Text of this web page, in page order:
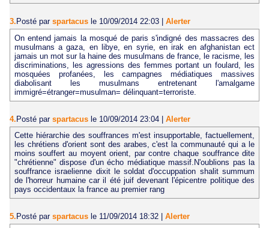
3. Posté par spartacus le 10/09/2014 22:03
Alerter
On entend jamais la mosqué de paris s'indigné des massacres des
musulmans a gaza, en libye, en syrie, en irak en afghanistan ect
jamais un mot sur la haine des musulmans de france, le racisme, les
discriminations, les agressions des femmes portant un foulard, les
mosquées profanées, les campagnes médiatiques massives
diabolisant les musulmans entretenant l'amalgame
immigré=étranger=musulman= délinquant=terroriste.
4.Posté par spartacus le 10/09/2014 23:04 | Alerter
Cette hiérarchie des souffrances m'est insupportable, factuellement,
les chrétiens d'orient sont des arabes, c'est la communauté qui a le
moins souffert au moyent orient, par contre chaque souffrance dite
"chrétienne" dispose d'un écho médiatique massif.N'oublions pas la
souffrance israelienne dixit le soldat d'occuppation shalit summum
de l'horreur humaine car il été juif devenant l'épicentre politique des
pays occidentaux la france au premier rang
5. Posté par spartacus le 11/09/2014 18:32
Alerter